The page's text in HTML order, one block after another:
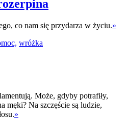
co nam się przydarza w życiu.»
wróżka
Może, gdyby potrafiły,
męki? Na szczęście są ludzie,
»